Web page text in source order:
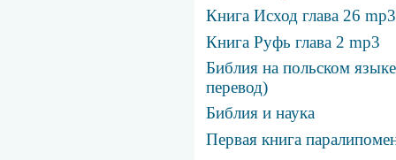
Книга Исход глава 26 mp3
Книга Руфь глава 2 mp3
Библия на польском
перевод)
Библия и наука
Первая книга